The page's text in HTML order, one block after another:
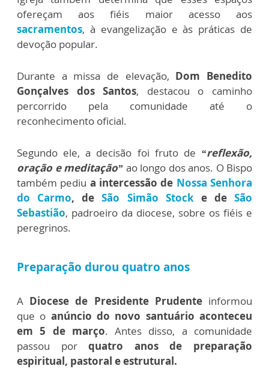
ofereçam aos fiéis maior acesso aos
sacramentos, à evangelização e às práticas de
devoção popular.
Durante a missa de elevação, Dom Benedito
Gonçalves dos Santos, destacou o caminho
percorrido pela comunidade até o
reconhecimento oficial.
Segundo ele, a decisão foi fruto de “reflexão,
oração e meditação” ao longo dos anos. O Bispo
também pediu a intercessão de Nossa Senhora
do Carmo, deSão Simão Stocke de São
Sebastião, padroeiro da diocese, sobre os fiéis e
peregrinos.
Preparação durou quatro anos
A Diocese de Presidente Prudenteinformou
que o anúncio do novo santuário aconteceu
em 5 de março. Antes disso, a comunidade
passou porquatro anos de preparação
espiritual, pastoral e estrutural.